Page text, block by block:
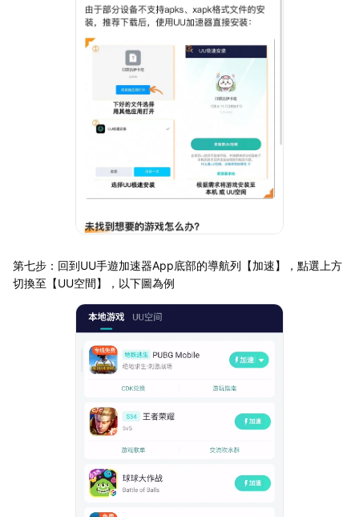
第七步：回到UU手遊加速器App底部的導航列【加速】，點選上方
切換至【UU空間】，以下圖為例